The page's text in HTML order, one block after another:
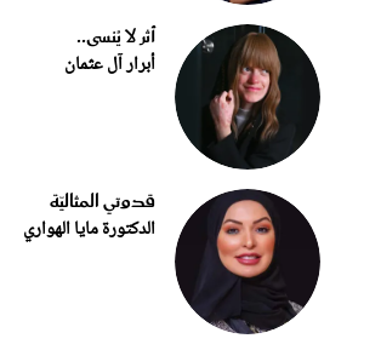
أثر لا يُنسى..
أبرار آل عثمان
قدوتي المثاليّة
الدكتورة مايا الهواري